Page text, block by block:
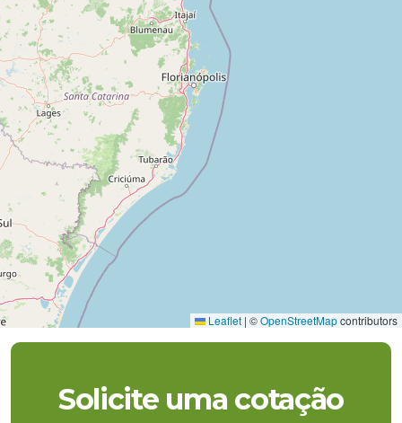
Leaflet | ©OpenStreetMapcontributors
Solicite uma cotação